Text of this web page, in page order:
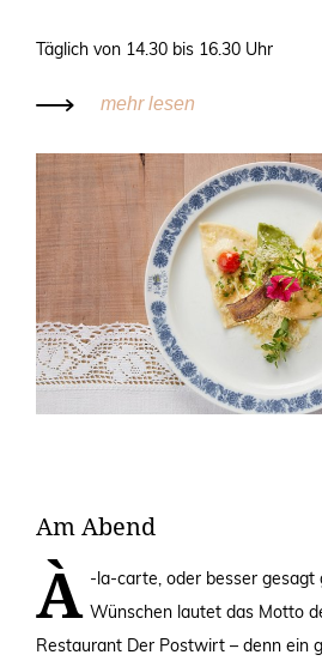
Täglich von 14.30 bis 16.30 Uhr
mehr lesen
Am Abend
À -la-carte, oder besser gesagt
Wünschen lautet das Motto
Restaurant Der Postwirt – denn ein